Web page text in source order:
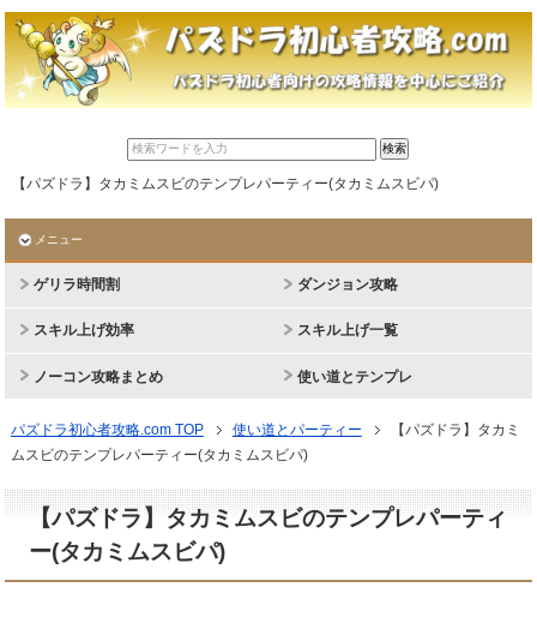
【パズドラ】タカミムスビのテンプレパーティー(タカミムスビパ)
メニュー
ゲリラ時間割 ダンジョン攻略
スキル上げ効率 スキル上げ一覧
ノーコン攻略まとめ 使い道とテンプレ
パズドラ初心者攻略.com TOP 使い道とパーティー
【パズドラ】タカミ
ムスビのテンプレパーティー(タカミムスビパ)
【パズドラ】タカミムスビのテンプレパーティ
ー(タカミムスビパ)